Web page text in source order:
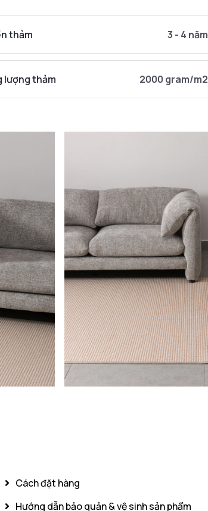
thảm 3 - 4 năm
lượng thảm 2000 gram/m2
Cách đặt hàng
Hướng dẫn bảo quản & vệ sinh sản phẩm